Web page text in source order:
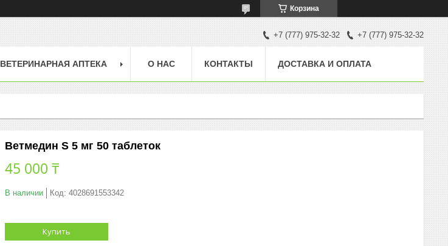
Корзина
+7 (777) 975-32-32 +7 (777) 975-32-32
ВЕТЕРИНАРНАЯ АПТЕКА О НАС КОНТАКТЫ ДОСТАВКА И ОПЛАТА
Ветмедин S 5 мг 50 таблеток
45 000 ₸
В наличии Код: 4028691553342
Купить